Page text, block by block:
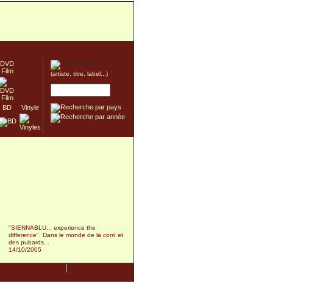
DVD
Film
BD Vinyle
(artiste, titre, label...)
"SIENNABLU... experience the
difference". Dans le monde de la com' et
des pubards...
14/10/2005